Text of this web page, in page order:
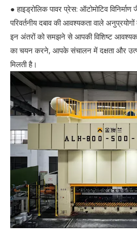
● हाइड्रोलिक पावर प्रेस: ​​ऑटोमोटिव
परिवर्तनीय दबाव की आवश्यकता वाले
इन अंतरों को समझने से आपकी विशिष्ट
का चयन करने, आपके संचालन में दक्षता और
मिलती है।